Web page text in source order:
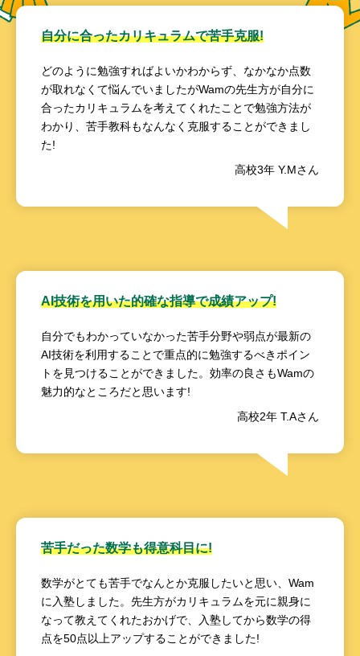
自分に合ったカリキュラムで苦手克服!
どのように勉強すればよいかわからず、なかなか点数
が取れなくて悩んでいましたがWamの先生方が自分に
合ったカリキュラムを考えてくれたことで勉強方法が
わかり、苦手教科もなんなく克服することができまし
た!
高校3年 Y.Mさん
AI技術を用いた的確な指導で成績アップ!
自分でもわかっていなかった苦手分野や弱点が最新の
AI技術を利用することで重点的に勉強するべきポイン
トを見つけることができました。効率の良さもWamの
魅力的なところだと思います!
高校2年 T.Aさん
苦手だった数学も得意科目に!
数学がとても苦手でなんとか克服したいと思い、Wam
に入塾しました。先生方がカリキュラムを元に親身に
なって教えてくれたおかげで、入塾してから数学の得
点を50点以上アップすることができました!